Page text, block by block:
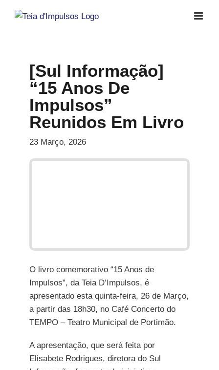
[Sul Informação]
“15 Anos De
Impulsos”
Reunidos Em Livro
23 Março, 2026
O livro comemorativo “15 Anos de
Impulsos”, da Teia D’Impulsos, é
apresentado esta quinta-feira, 26 de Março,
a partir das 18h30, no Café Concerto do
TEMPO – Teatro Municipal de Portimão.
A apresentação, que será feita por
Elisabete Rodrigues, diretora do Sul